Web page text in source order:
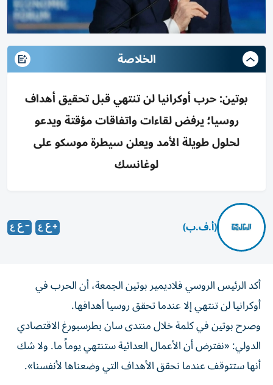
الخلاصة
بوتين: حرب أوكرانيا لن تنتهي قبل تحقيق أهداف
روسيا؛ يرفض لقاءات واتفاقات مؤقتة ويدعو
لحلول طويلة الأمد ويعلن سيطرة موسكو على
لوغانسك
(أ.ف.ب)
أكد الرئيس الروسي فلاديمير بوتين الجمعة، أن الحرب في
أوكرانيا لن تنتهي إلا عندما تحقق روسيا أهدافها.
وصرح بوتين في كلمة خلال منتدى سان بطرسبورغ الاقتصادي
الدولي: «نفترض أن الأعمال العدائية ستنتهي يوماً ما. ولا شك
أنها ستتوقف عندما نحقق الأهداف التي وضعناها لأنفسنا».